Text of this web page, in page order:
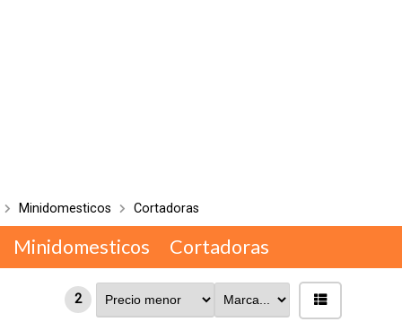
Minidomesticos Cortadoras
Minidomesticos Cortadoras
2